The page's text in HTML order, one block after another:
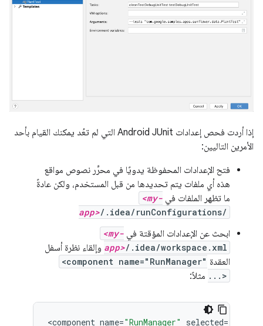
إذا أردت فحص إعدادات Android JUnit التي لم تعُد يمكنك القيام بأحد
الأمرين التاليين:
فتح الإعدادات المحفوظة يدويًا في محرِّر نصوص مواقع
هذه أي ملفات يتم تحديدها من قبل المستخدم، ولكن عادةً
ما تظهر الملفات في <my-
app>/.idea/runConfigurations/
ابحث عن الإعدادات المؤقتة في <my-
app>/.idea/workspace.xml
وإلقاء نظرة أسفل
العقدة <component name="RunManager"
...> مثلاً:
<component name="RunManager" selected=